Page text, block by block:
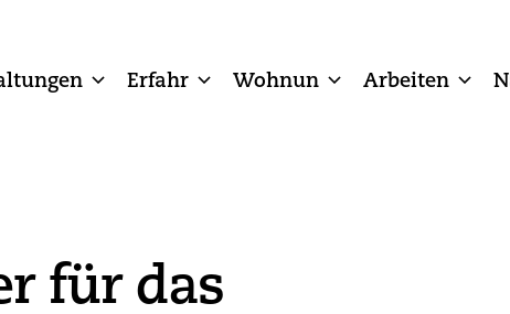
Erfahr Wohnun Arbeiten
für das